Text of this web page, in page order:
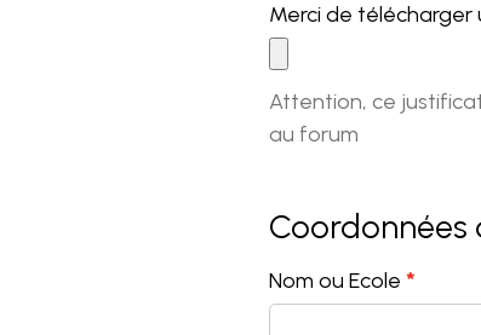
Merci de
Attention, ce
au forum
Nom ou Ecole